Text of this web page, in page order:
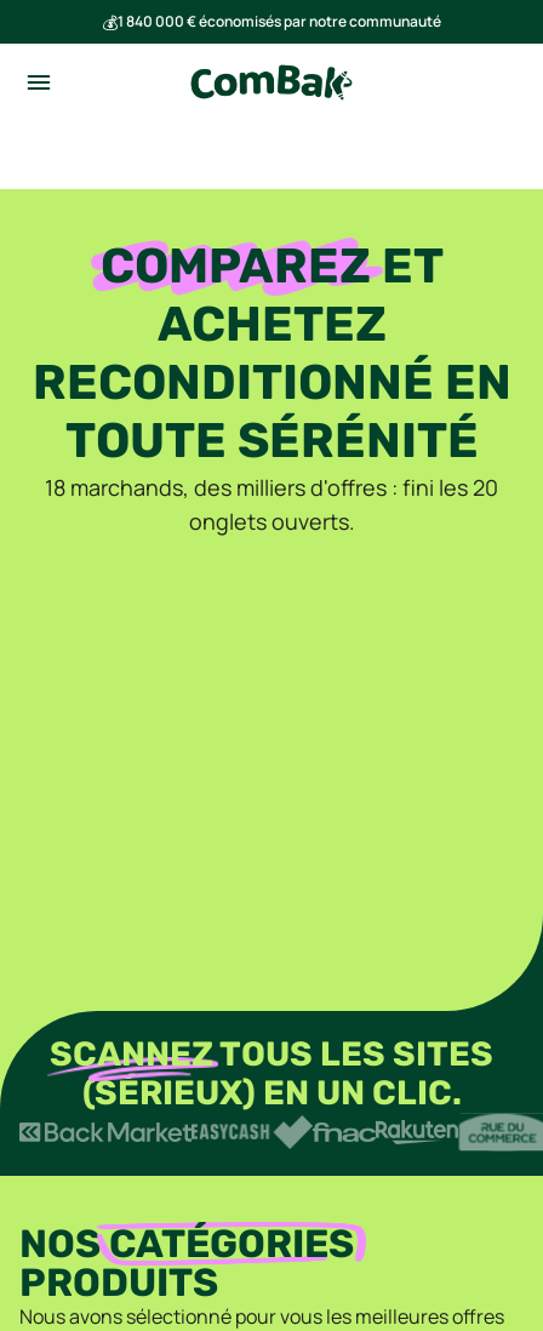
💰1 840 000 € économisés par notre communauté
COMPAREZET
ACHETEZ
RECONDITIONNÉ EN
TOUTE SÉRÉNITÉ
18 marchands, des milliers d'offres : fini les 20
onglets ouverts.
SCANNEZTOUS LES SITES
(SÉRIEUX) EN UN CLIC.
NOSCATÉGORIES
PRODUITS
Nous avons sélectionné pour vous les meilleures offres